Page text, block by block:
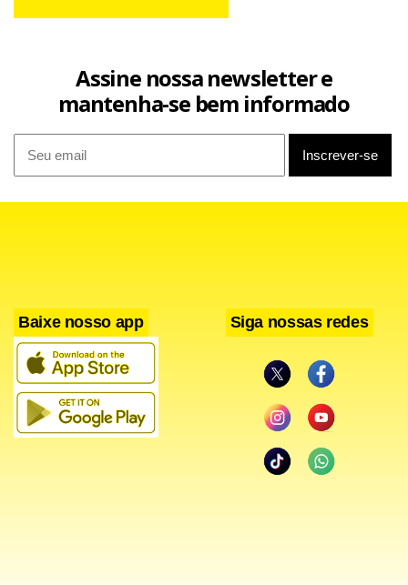
Desde o início da atual gestão do presidente Luiz Inácio
Lula da Silva (PT), Guimarães ocupava a liderança do
Assine nossa newsletter e
mantenha-se bem informado
Baixe nosso app Siga nossas redes